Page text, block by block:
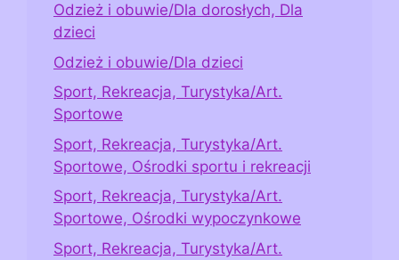
Odzież i obuwie/Dla dorosłych, Dla
dzieci
Odzież i obuwie/Dla dzieci
Sport, Rekreacja, Turystyka/Art.
Sportowe
Sport, Rekreacja, Turystyka/Art.
Sportowe, Ośrodki sportu i rekreacji
Sport, Rekreacja, Turystyka/Art.
Sportowe, Ośrodki wypoczynkowe
Sport, Rekreacja, Turystyka/Art.